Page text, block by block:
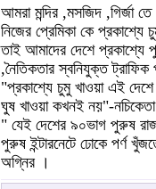
আমরা মন্দির ,মসজিদ ,গির্জা
নিজের প্রেমিকা কে
তাই আমাদের দেশে প্রকাশ্যে
,নৈতিকতার স্বনিযুক্ত ট্রাফিক
"প্রকাশ্যে চুমু খাওয়া এই
ঘুষ খাওয়া কখনই নয়"-নচিকেতা
" যেই দেশের ৯০ভাগ পুরুষ
পুরুষ ইন্টারনেটে ঢোকে পর্ণ
অগ্নির ।